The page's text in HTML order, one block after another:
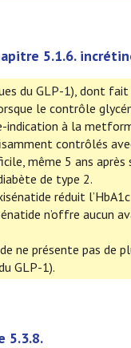
5.1.6.
du GLP-1), dont
le contrôle
indication à la
contrôlés
même 5 ans
de type 2.
réduit
n’offre aucun
ne présente pas de
GLP-1).
5.3.8.